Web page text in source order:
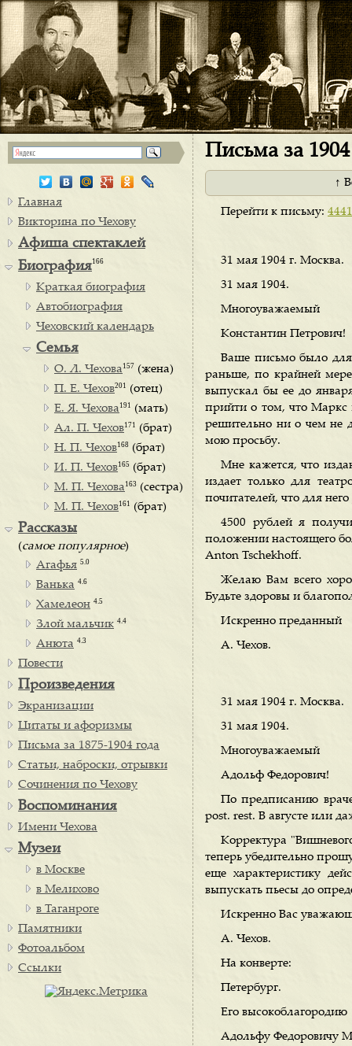
Письма за
↑
Перейти к письму: 4441
31 мая 1904 г. Москва.
31 мая 1904.
Многоуважаемый
Константин Петрович!
Ваше письмо было
раньше, по крайней
выпускал бы ее до
прийти о том, что Маркс
решительно ни о чем не
мою просьбу.
Мне кажется, что
издает только для
почитателей, что для
4500 рублей я
положении настоящего
Anton Tschekhoff.
Желаю Вам всего
Будьте здоровы и
Искренно преданный
А. Чехов.
31 мая 1904 г. Москва.
31 мая 1904.
Многоуважаемый
Адольф Федорович!
По предписанию
post. rest. В августе или
Корректура
теперь убедительно
еще характеристику
выпускать пьесы до
Искренно Вас
А. Чехов.
На конверте:
Петербург.
Его высокоблагородию
Адольфу Федоровичу
Главная
Викторина по Чехову
Афиша спектаклей
Биография166
Краткая биография
Автобиография
Чеховский календарь
Семья
О. Л. Чехова 157 (жена)
П. Е. Чехов201 (отец)
Е. Я. Чехова 191 (мать)
Ал. П. Чехов171 (брат)
Н. П. Чехов168 (брат)
И. П. Чехов165 (брат)
М. П. Чехова 163 (сестра)
М. П. Чехов161 (брат)
Рассказы
(самое популярное)
Агафья 5.0
Ванька 4.6
Хамелеон 4.5
Злой мальчик 4.4
Анюта 4.3
Повести
Произведения
Экранизации
Цитаты и афоризмы
Письма за 1875-1904 года
Статьи, наброски, отрывки
Сочинения по Чехову
Воспоминания
Имени Чехова
Музеи
в Москве
в Мелихово
в Таганроге
Памятники
Фотоальбом
Ссылки